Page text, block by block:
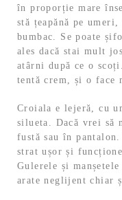
în proporție mare
stă țeapănă pe
bumbac. Se poate
ales dacă stai mult
atârni după ce o
tentă crem, și o face
Croiala e lejeră, cu
silueta. Dacă vrei să
fustă sau în pantalon.
strat ușor și
Gulerele și
arate neglijent chiar